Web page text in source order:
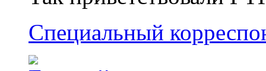
Специальный